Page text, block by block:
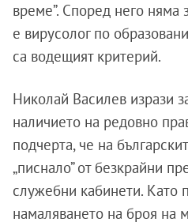
време”. Според него няма
е вирусолог по
са водещият критерий.
Николай Василев изрази
наличието на редовно
подчерта, че на
„писнало” от безкрайни
служебни кабинети. Като
намаляването на броя на